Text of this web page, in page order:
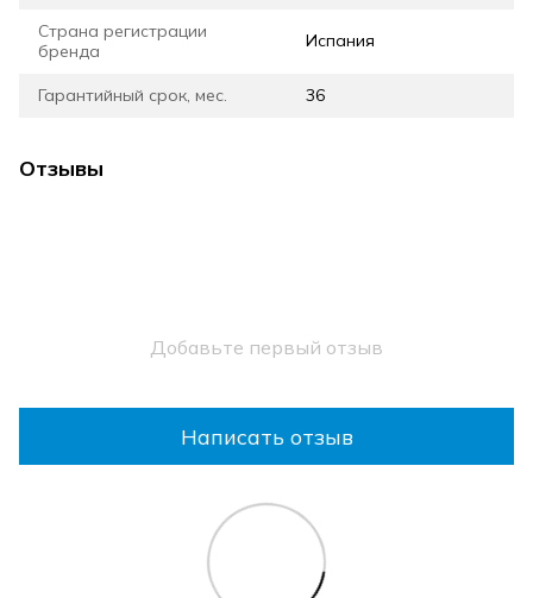
Страна регистрации
бренда
Испания
Гарантийный срок, мес. 36
Отзывы
Добавьте первый отзыв
Написать отзыв